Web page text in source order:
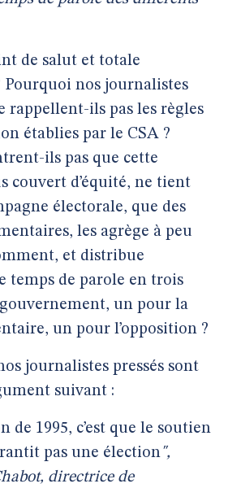
de salut et totale
Pourquoi nos journalistes
rappellent-ils pas les règles
établies par le CSA ?
ils pas que cette
couvert d’équité, ne tient
électorale, que des
les agrège à peu
et distribue
temps de parole en trois
un pour la
un pour l’opposition ?
journalistes pressés sont
suivant :
de 1995, c’est que le soutien
pas une élection",
directrice de